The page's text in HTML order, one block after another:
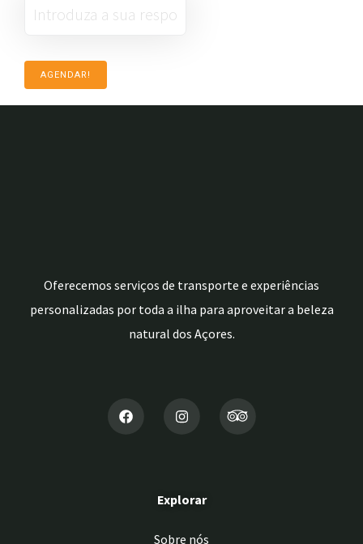
Oferecemos serviços de transporte e experiências
personalizadas por toda a ilha para aproveitar a beleza
natural dos Açores.
Explorar
Sobre nós